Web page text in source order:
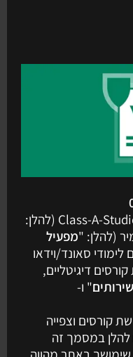
ברוכים הבאים לאתר האינטרנט Class-A-Studio (להלן:
(להלן: "מפעיל
סאונד/וידאו
דיגיטליים,
" ו-
קורסים וצפייה
להלן במסמך זה